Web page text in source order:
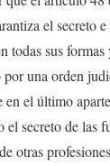
el secreto
todas sus formas
una orden
el último
el secreto de las
otras